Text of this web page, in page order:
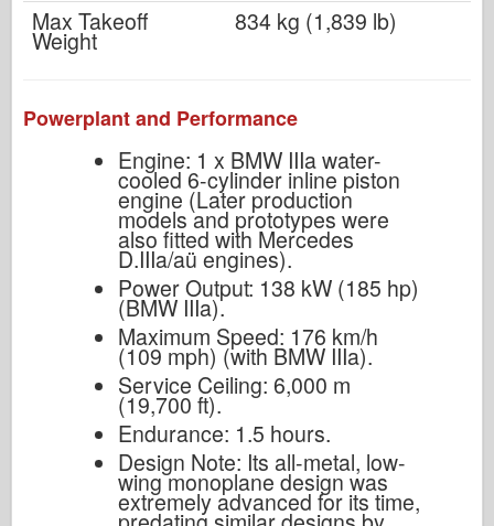
Max Takeoff
Weight
834 kg (1,839 lb)
Powerplant and Performance
Engine: 1 x BMW IIIa water-
cooled 6-cylinder inline piston
engine (Later production
models and prototypes were
also fitted with Mercedes
D.IIIa/aü engines).
Power Output: 138 kW (185 hp)
(BMW IIIa).
Maximum Speed: 176 km/h
(109 mph) (with BMW IIIa).
Service Ceiling: 6,000 m
(19,700 ft).
Endurance: 1.5 hours.
Design Note: Its all-metal, low-
wing monoplane design was
extremely advanced for its time,